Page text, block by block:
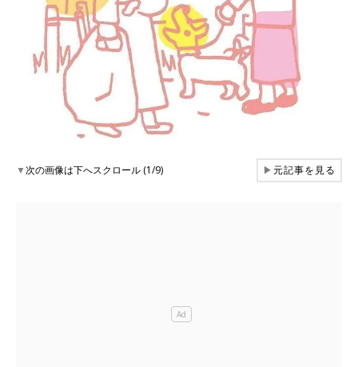
▼次の画像は下へスクロール (1/9) ▶元記事を見る